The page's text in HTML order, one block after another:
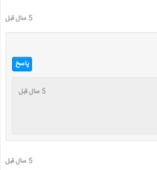
5 سال قبل
پاسخ
5 سال قبل
5 سال قبل